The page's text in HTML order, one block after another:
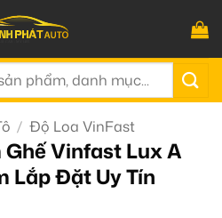
/ Độ Loa VinFast
Vinfast Lux A
Lắp Đặt Uy Tín